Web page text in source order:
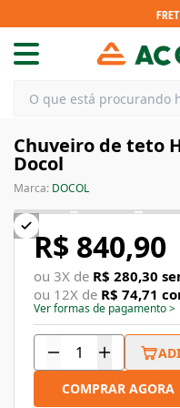
Chuveiro de teto
Docol
Marca: DOCOL
R$ 840,90
ou 3X de R$ 280,30
ou 12X de R$ 74,71
Ver formas de pagamento>
COMPRAR AGORA